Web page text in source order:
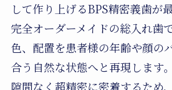
して作り上げるBPS精密義歯が最
完全オーダーメイドの総入れ歯
色、配置を患者様の年齢や顔の
合う自然な状態へと再現します。
隙間なく超精密に密着するため